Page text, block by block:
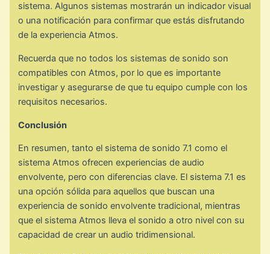
sistema. Algunos sistemas mostrarán un indicador visual
o una notificación para confirmar que estás disfrutando
de la experiencia Atmos.
Recuerda que no todos los sistemas de sonido son
compatibles con Atmos, por lo que es importante
investigar y asegurarse de que tu equipo cumple con los
requisitos necesarios.
Conclusión
En resumen, tanto el sistema de sonido 7.1 como el
sistema Atmos ofrecen experiencias de audio
envolvente, pero con diferencias clave. El sistema 7.1 es
una opción sólida para aquellos que buscan una
experiencia de sonido envolvente tradicional, mientras
que el sistema Atmos lleva el sonido a otro nivel con su
capacidad de crear un audio tridimensional.